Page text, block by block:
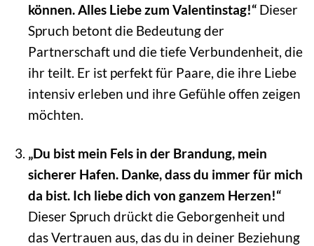
können. Alles Liebe zum Valentinstag!“Dieser
Spruch betont die Bedeutung der
Partnerschaft und die tiefe Verbundenheit, die
ihr teilt. Er ist perfekt für Paare, die ihre Liebe
intensiv erleben und ihre Gefühle offen zeigen
möchten.
„Du bist mein Fels in der Brandung, mein
sicherer Hafen. Danke, dass du immer für mich
da bist. Ich liebe dich von ganzem Herzen!“
Dieser Spruch drückt die Geborgenheit und
das Vertrauen aus, das du in deiner Beziehung